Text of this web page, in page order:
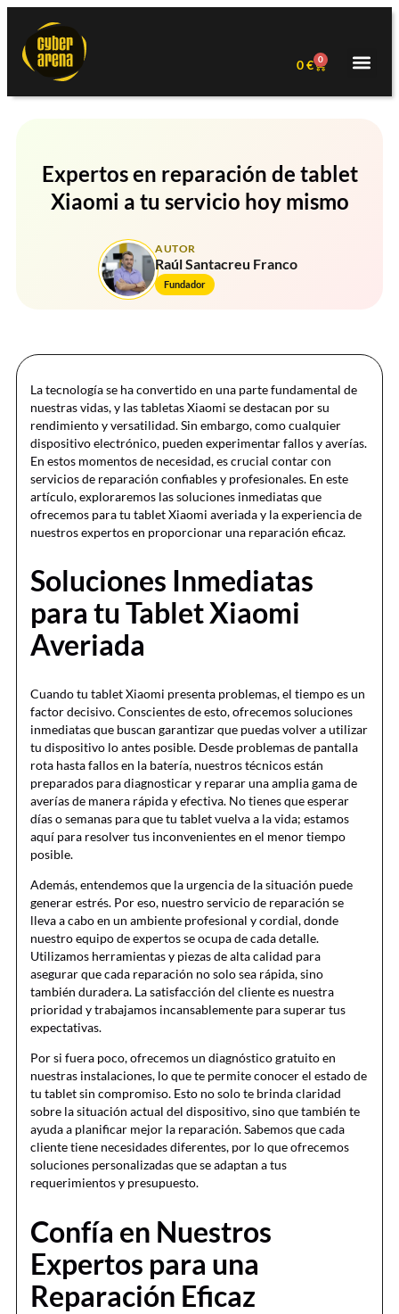
0€ 0
Expertos en reparación de tablet
Xiaomi a tu servicio hoy mismo
AUTOR
Raúl Santacreu Franco
Fundador
La tecnología se ha convertido en una parte fundamental de
nuestras vidas, y las tabletas Xiaomi se destacan por su
rendimiento y versatilidad. Sin embargo, como cualquier
dispositivo electrónico, pueden experimentar fallos y averías.
En estos momentos de necesidad, es crucial contar con
servicios de reparación confiables y profesionales. En este
artículo, exploraremos las soluciones inmediatas que
ofrecemos para tu tablet Xiaomi averiada y la experiencia de
nuestros expertos en proporcionar una reparación eficaz.
Soluciones Inmediatas
para tu Tablet Xiaomi
Averiada
Cuando tu tablet Xiaomi presenta problemas, el tiempo es un
factor decisivo. Conscientes de esto, ofrecemos soluciones
inmediatas que buscan garantizar que puedas volver a utilizar
tu dispositivo lo antes posible. Desde problemas de pantalla
rota hasta fallos en la batería, nuestros técnicos están
preparados para diagnosticar y reparar una amplia gama de
averías de manera rápida y efectiva. No tienes que esperar
días o semanas para que tu tablet vuelva a la vida; estamos
aquí para resolver tus inconvenientes en el menor tiempo
posible.
Además, entendemos que la urgencia de la situación puede
generar estrés. Por eso, nuestro servicio de reparación se
lleva a cabo en un ambiente profesional y cordial, donde
nuestro equipo de expertos se ocupa de cada detalle.
Utilizamos herramientas y piezas de alta calidad para
asegurar que cada reparación no solo sea rápida, sino
también duradera. La satisfacción del cliente es nuestra
prioridad y trabajamos incansablemente para superar tus
expectativas.
Por si fuera poco, ofrecemos un diagnóstico gratuito en
nuestras instalaciones, lo que te permite conocer el estado de
tu tablet sin compromiso. Esto no solo te brinda claridad
sobre la situación actual del dispositivo, sino que también te
ayuda a planificar mejor la reparación. Sabemos que cada
cliente tiene necesidades diferentes, por lo que ofrecemos
soluciones personalizadas que se adaptan a tus
requerimientos y presupuesto.
Confía en Nuestros
Expertos para una
Reparación Eficaz